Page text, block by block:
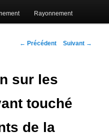
Rayonnement
Navigation des articles
← Précédent Suivant →
sur les
touché
de la